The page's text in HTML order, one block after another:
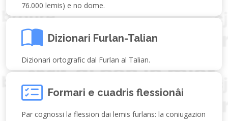
76.000 lemis) e no dome.
Dizionari Furlan-Talian
Dizionari ortografic dal Furlan al Talian.
Formari e cuadris flessionâi
Par cognossi la flession dai lemis furlans: la coniugazion